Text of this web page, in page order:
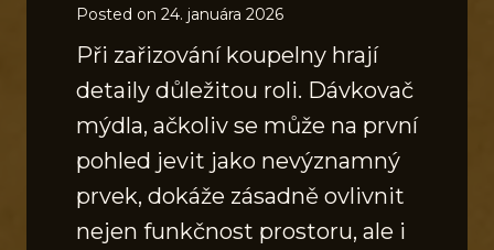
Posted on 24. januára 2026
Při zařizování koupelny hrají
detaily důležitou roli. Dávkovač
mýdla, ačkoliv se může na první
pohled jevit jako nevýznamný
prvek, dokáže zásadně ovlivnit
nejen funkčnost prostoru, ale i